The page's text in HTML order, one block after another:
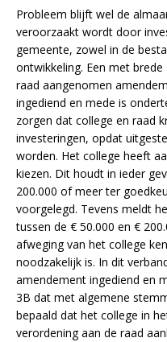
Probleem blijft wel de
veroorzaakt wordt door
gemeente, zowel in de
ontwikkeling. Een met
raad aangenomen
ingediend en mede is
zorgen dat college en raad
investeringen, opdat
worden. Het college heeft
kiezen. Dit houdt in ieder
200.000 of meer ter
voorgelegd. Tevens meldt
tussen de € 50.000 en €
afweging van het college
noodzakelijk is. In dit
amendement ingediend en
3B dat met algemene
bepaald dat het college in
verordening aan de raad